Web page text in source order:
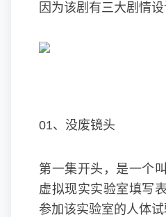
因为该剧有三大剧情设
01、没废镜头
第一集开头，是一个
虚拟现实实验室填写
参加该实验室的人体试